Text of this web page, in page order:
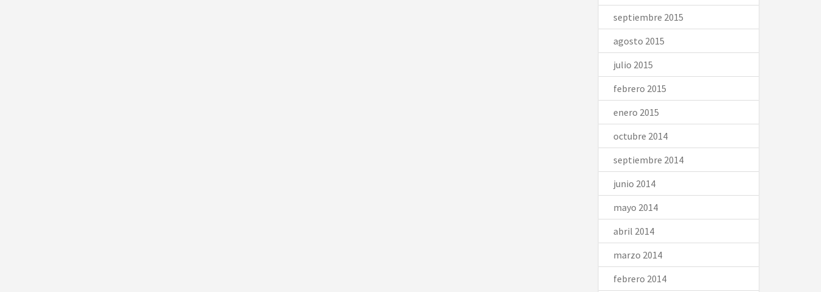
septiembre 2015
agosto 2015
julio 2015
febrero 2015
enero 2015
octubre 2014
septiembre 2014
junio 2014
mayo 2014
abril 2014
marzo 2014
febrero 2014